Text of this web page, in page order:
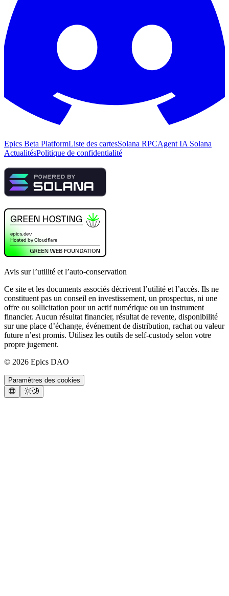
Epics Beta PlatformListe des cartesSolana RPCAgent IA Solana
ActualitésPolitique de confidentialité
Avis sur l’utilité et l’auto-conservation
Ce site et les documents associés décrivent l’utilité et l’accès. Ils ne
constituent pas un conseil en investissement, un prospectus, ni une
offre ou sollicitation pour un actif numérique ou un instrument
financier. Aucun résultat financier, résultat de revente, disponibilité
sur une place d’échange, événement de distribution, rachat ou valeur
future n’est promis. Utilisez les outils de self-custody selon votre
propre jugement.
© 2026 Epics DAO
Paramètres des cookies